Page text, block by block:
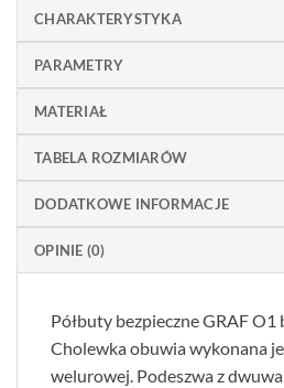
CHARAKTERYSTYKA
PARAMETRY
MATERIAŁ
TABELA ROZMIARÓW
DODATKOWE INFORMACJE
OPINIE (0)
Półbuty bezpieczne GRAF O1
Cholewka obuwia wykonana
welurowej. Podeszwa z